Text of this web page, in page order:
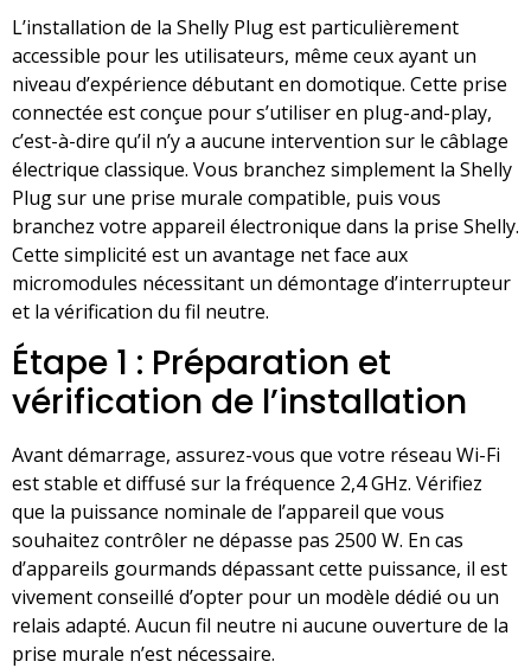
L’installation de la Shelly Plug est particulièrement
accessible pour les utilisateurs, même ceux ayant un
niveau d’expérience débutant en domotique. Cette prise
connectée est conçue pour s’utiliser en plug-and-play,
c’est-à-dire qu’il n’y a aucune intervention sur le câblage
électrique classique. Vous branchez simplement la Shelly
Plug sur une prise murale compatible, puis vous
branchez votre appareil électronique dans la prise Shelly.
Cette simplicité est un avantage net face aux
micromodules nécessitant un démontage d’interrupteur
et la vérification du fil neutre.
Étape 1 : Préparation et
vérification de l’installation
Avant démarrage, assurez-vous que votre réseau Wi-Fi
est stable et diffusé sur la fréquence 2,4 GHz. Vérifiez
que la puissance nominale de l’appareil que vous
souhaitez contrôler ne dépasse pas 2500 W. En cas
d’appareils gourmands dépassant cette puissance, il est
vivement conseillé d’opter pour un modèle dédié ou un
relais adapté. Aucun fil neutre ni aucune ouverture de la
prise murale n’est nécessaire.